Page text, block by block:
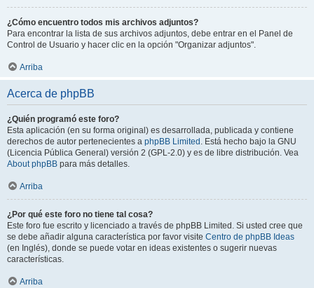
¿Cómo encuentro todos mis archivos adjuntos?
Para encontrar la lista de sus archivos adjuntos, debe entrar en el Panel de
Control de Usuario y hacer clic en la opción "Organizar adjuntos".
Arriba
Acerca de phpBB
¿Quién programó este foro?
Esta aplicación (en su forma original) es desarrollada, publicada y contiene
derechos de autor pertenecientes a phpBB Limited . Está hecho bajo la GNU
(Licencia Pública General) versión 2 (GPL-2.0) y es de libre distribución. Vea
About phpBB para más detalles.
Arriba
¿Por qué este foro no tiene tal cosa?
Este foro fue escrito y licenciado a través de phpBB Limited. Si usted cree que
se debe añadir alguna característica por favor visite Centro de phpBB Ideas
(en Inglés), donde se puede votar en ideas existentes o sugerir nuevas
características.
Arriba